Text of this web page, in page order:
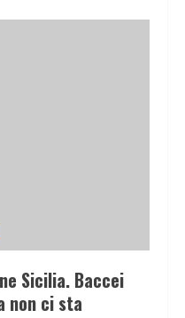
Sicilia. Baccei
non ci sta